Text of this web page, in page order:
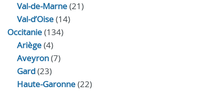
Val-de-Marne(21)
Val-d’Oise(14)
Occitanie(134)
Ariège(4)
Aveyron(7)
Gard(23)
Haute-Garonne(22)